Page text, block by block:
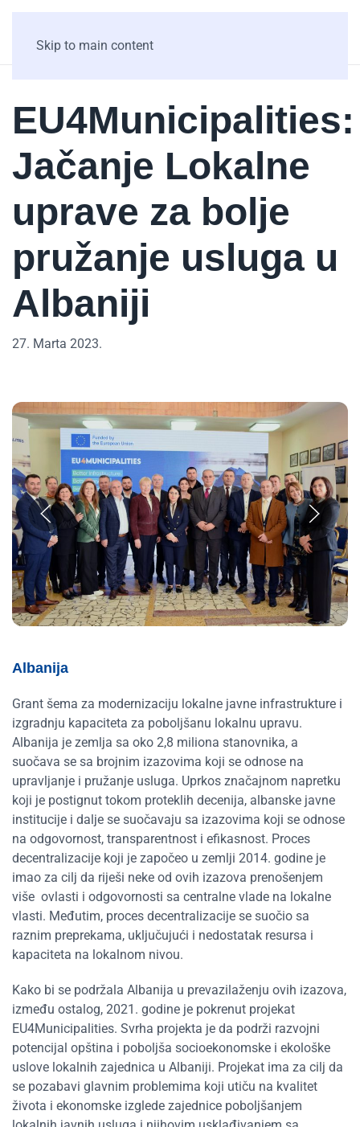
Skip to main content
EU4Municipalities:
Jačanje Lokalne
uprave za bolje
pružanje usluga u
Albaniji
27. Marta 2023.
Albanija
Grant šema za modernizaciju lokalne javne infrastrukture i
izgradnju kapaciteta za poboljšanu lokalnu upravu.
Albanija je zemlja sa oko 2,8 miliona stanovnika, a
suočava se sa brojnim izazovima koji se odnose na
upravljanje i pružanje usluga. Uprkos značajnom napretku
koji je postignut tokom proteklih decenija, albanske javne
institucije i dalje se suočavaju sa izazovima koji se odnose
na odgovornost, transparentnost i efikasnost. Proces
decentralizacije koji je započeo u zemlji 2014. godine je
imao za cilj da riješi neke od ovih izazova prenošenjem
više ovlasti i odgovornosti sa centralne vlade na lokalne
vlasti. Međutim, proces decentralizacije se suočio sa
raznim preprekama, uključujući i nedostatak resursa i
kapaciteta na lokalnom nivou.
Kako bi se podržala Albanija u prevazilaženju ovih izazova,
između ostalog, 2021. godine je pokrenut projekat
EU4Municipalities. Svrha projekta je da podrži razvojni
potencijal opština i poboljša socioekonomske i ekološke
uslove lokalnih zajednica u Albaniji. Projekat ima za cilj da
se pozabavi glavnim problemima koji utiču na kvalitet
života i ekonomske izglede zajednice poboljšanjem